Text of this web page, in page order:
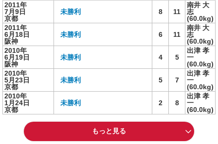
2011年
7月9日
京都
未勝利 8 11
南井 大
志
(60.0kg)
2011年
6月18日
阪神
未勝利 6 11
南井 大
志
(60.0kg)
2010年
6月19日
阪神
未勝利 4 5
出津 孝
一
(60.0kg)
2010年
5月23日
京都
未勝利 5 7
出津 孝
一
(60.0kg)
2010年
1月24日
京都
未勝利 2 8
出津 孝
一
(60.0kg)
もっと見る